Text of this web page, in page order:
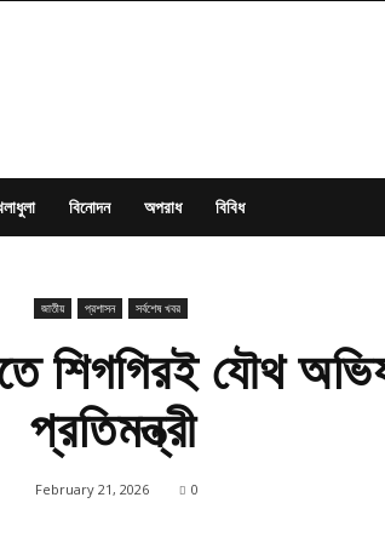
বিনোদন অপরাধ বিবিধ
জাতীয় প্রশাসন সর্বশেষ খবর
শিগগিরই যৌথ
প্রতিমন্ত্রী
February 21, 2026 0